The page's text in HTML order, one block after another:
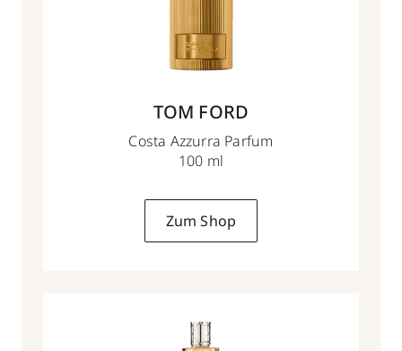
TOM FORD
Costa Azzurra Parfum
100 ml
Zum Shop